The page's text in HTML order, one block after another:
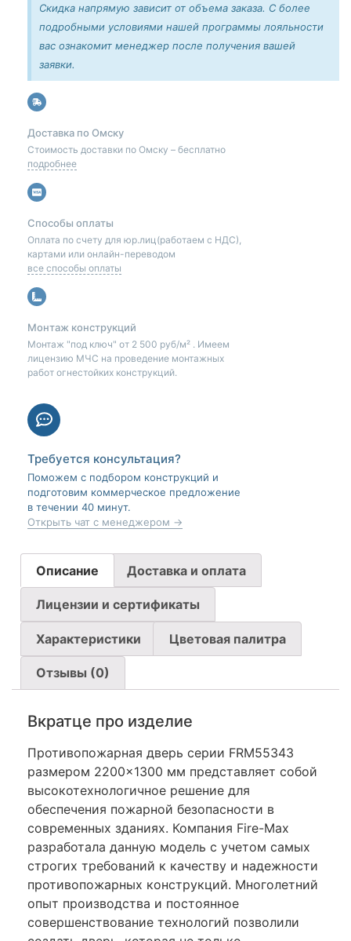
Скидка напрямую зависит от объема заказа. С более
подробными условиями нашей программы лояльности
вас ознакомит менеджер после получения вашей
заявки.
Доставка по Омску
Стоимость доставки по Омску – бесплатно
подробнее
Способы оплаты
Оплата по счету для юр.лиц(работаем с НДС),
картами или онлайн-переводом
все способы оплаты
Монтаж конструкций
Монтаж "под ключ" от 2 500 руб/м² . Имеем
лицензию МЧС на проведение монтажных
работ огнестойких конструкций.
Требуется консультация?
Поможем с подбором конструкций и
подготовим коммерческое предложение
в течении 40 минут.
Открыть чат с менеджером →
Описание Доставка и оплата
Лицензии и сертификаты
Характеристики Цветовая палитра
Отзывы (0)
Вкратце про изделие
Противопожарная дверь серии FRM55343
размером 2200×1300 мм представляет собой
высокотехнологичное решение для
обеспечения пожарной безопасности в
современных зданиях. Компания Fire-Max
разработала данную модель с учетом самых
строгих требований к качеству и надежности
противопожарных конструкций. Многолетний
опыт производства и постоянное
совершенствование технологий позволили